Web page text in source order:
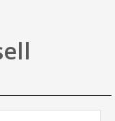
Ajuda